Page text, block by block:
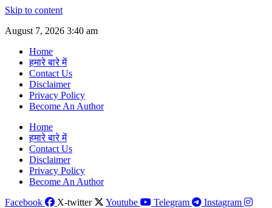
Skip to content
August 7, 2026 3:40 am
Home
हमारे बारे में
Contact Us
Disclaimer
Privacy Policy
Become An Author
Home
हमारे बारे में
Contact Us
Disclaimer
Privacy Policy
Become An Author
Facebook
X-twitter Youtube Telegram Instagram